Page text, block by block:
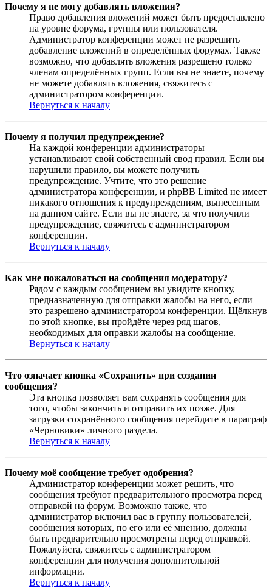
Почему я не могу добавлять вложения?
Право добавления вложений может быть предоставлено
на уровне форума, группы или пользователя.
Администратор конференции может не разрешить
добавление вложений в определённых форумах. Также
возможно, что добавлять вложения разрешено только
членам определённых групп. Если вы не знаете, почему
не можете добавлять вложения, свяжитесь с
администратором конференции.
Вернуться к началу
Почему я получил предупреждение?
На каждой конференции администраторы
устанавливают свой собственный свод правил. Если вы
нарушили правило, вы можете получить
предупреждение. Учтите, что это решение
администратора конференции, и phpBB Limited не имеет
никакого отношения к предупреждениям, вынесенным
на данном сайте. Если вы не знаете, за что получили
предупреждение, свяжитесь с администратором
конференции.
Вернуться к началу
Как мне пожаловаться на сообщения модератору?
Рядом с каждым сообщением вы увидите кнопку,
предназначенную для отправки жалобы на него, если
это разрешено администратором конференции. Щёлкнув
по этой кнопке, вы пройдёте через ряд шагов,
необходимых для оправки жалобы на сообщение.
Вернуться к началу
Что означает кнопка «Сохранить» при создании
сообщения?
Эта кнопка позволяет вам сохранять сообщения для
того, чтобы закончить и отправить их позже. Для
загрузки сохранённого сообщения перейдите в параграф
«Черновики» личного раздела.
Вернуться к началу
Почему моё сообщение требует одобрения?
Администратор конференции может решить, что
сообщения требуют предварительного просмотра перед
отправкой на форум. Возможно также, что
администратор включил вас в группу пользователей,
сообщения которых, по его или её мнению, должны
быть предварительно просмотрены перед отправкой.
Пожалуйста, свяжитесь с администратором
конференции для получения дополнительной
информации.
Вернуться к началу